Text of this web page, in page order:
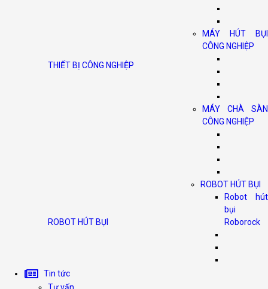
THIẾT BỊ CÔNG NGHIỆP
MÁY HÚT BỤI
CÔNG NGHIỆP
MÁY CHÀ SÀN
CÔNG NGHIỆP
ROBOT HÚT BỤI
ROBOT HÚT BỤI
Robot hút
bụi
Roborock
Tin tức